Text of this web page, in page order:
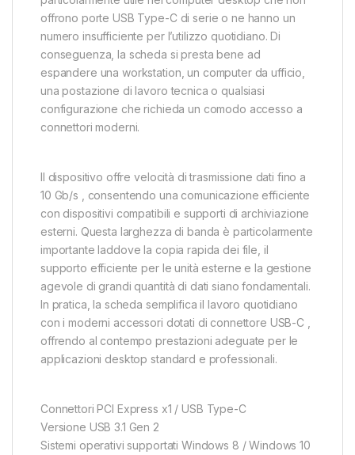
offrono porte USB Type-C di serie o ne hanno un
numero insufficiente per l’utilizzo quotidiano. Di
conseguenza, la scheda si presta bene ad
espandere una workstation, un computer da ufficio,
una postazione di lavoro tecnica o qualsiasi
configurazione che richieda un comodo accesso a
connettori moderni.
Il dispositivo offre velocità di trasmissione dati fino a
10 Gb/s , consentendo una comunicazione efficiente
con dispositivi compatibili e supporti di archiviazione
esterni. Questa larghezza di banda è particolarmente
importante laddove la copia rapida dei file, il
supporto efficiente per le unità esterne e la gestione
agevole di grandi quantità di dati siano fondamentali.
In pratica, la scheda semplifica il lavoro quotidiano
con i moderni accessori dotati di connettore USB-C ,
offrendo al contempo prestazioni adeguate per le
applicazioni desktop standard e professionali.
Connettori PCI Express x1 / USB Type-C
Versione USB 3.1 Gen 2
Sistemi operativi supportati Windows 8 / Windows 10